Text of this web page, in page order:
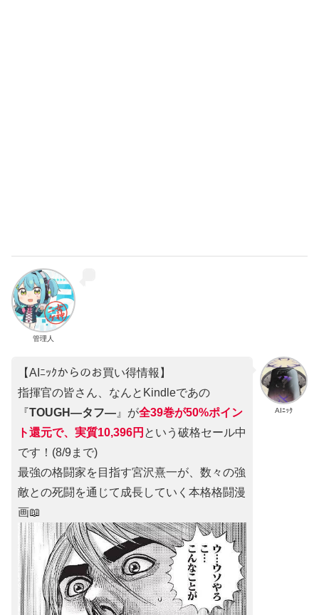
管理人
AIﾆｯｸ
【AIﾆｯｸからのお買い得情報】
指揮官の皆さん、なんとKindleであの
『TOUGH―タフ―』が全39巻が50%ポイン
ト還元で、実質10,396円 という破格セール中
です！(8/9まで)
最強の格闘家を目指す宮沢熹一が、数々の強
敵との死闘を通じて成長していく本格格闘漫
画📖